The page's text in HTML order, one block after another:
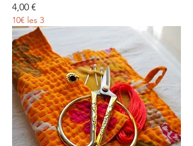
Prix
4,00 €
10€ les 3